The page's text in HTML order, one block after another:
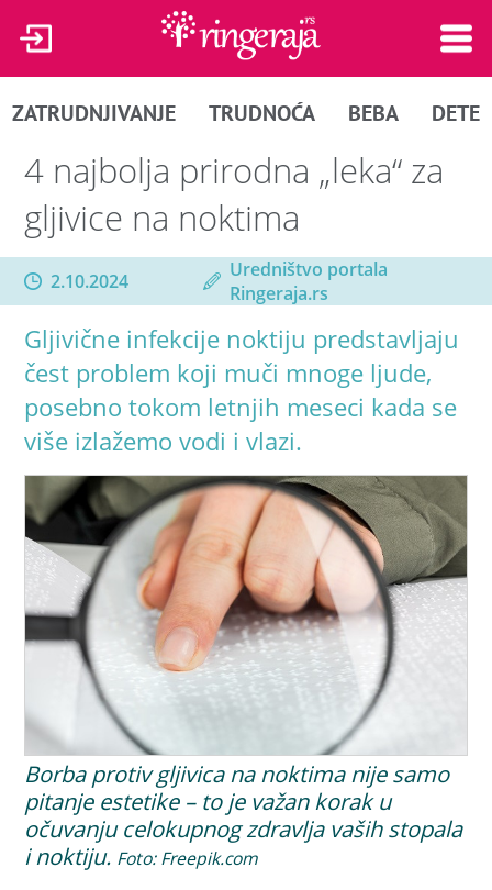
ZATRUDNJIVANJE TRUDNOĆA BEBA DETE
4 najbolja prirodna „leka“ za
gljivice na noktima
2.10.2024
Uredništvo portala
Ringeraja.rs
Gljivične infekcije noktiju predstavljaju
čest problem koji muči mnoge ljude,
posebno tokom letnjih meseci kada se
više izlažemo vodi i vlazi.
Borba protiv gljivica na noktima nije samo
pitanje estetike – to je važan korak u
očuvanju celokupnog zdravlja vaših stopala
i noktiju. Foto: Freepik.com